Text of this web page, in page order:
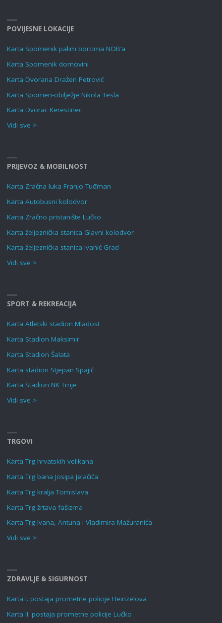
POVIJESNE LOKACIJE
Karta Spomenik palim borcima NOB’a
Karta Spomenik domovini
Karta Dvorana Dražen Petrović
Karta Spomen-obilježje Nikola Tesla
Karta Dvorac Kerestinec
Vidi sve >
PRIJEVOZ & MOBILNOST
Karta Zračna luka Franjo Tuđman
Karta Autobusni kolodvor
Karta Zračno pristanište Lučko
Karta željeznička stanica Glavni kolodvor
Karta željeznička stanica Ivanić Grad
Vidi sve >
SPORT & REKREACIJA
Karta Atletski stadion Mladost
Karta Stadion Maksimir
Karta Stadion Šalata
Karta stadion Stjepan Spajić
Karta Stadion NK Trnje
Vidi sve >
TRGOVI
Karta Trg hrvatskih velikana
Karta Trg bana Josipa Jelačića
Karta Trg kralja Tomislava
Karta Trg žrtava fašizma
Karta Trg Ivana, Antuna i Vladimira Mažuranića
Vidi sve >
ZDRAVLJE & SIGURNOST
Karta I. postaja prometne policije Heinzelova
Karta II. postaja prometne policije Lučko